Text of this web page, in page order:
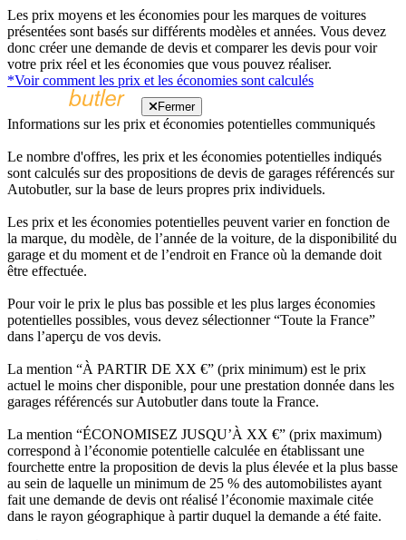
Les prix moyens et les économies pour les marques de voitures
présentées sont basés sur différents modèles et années. Vous devez
donc créer une demande de devis et comparer les devis pour voir
votre prix réel et les économies que vous pouvez réaliser.
*Voir comment les prix et les économies sont calculés
Fermer
Informations sur les prix et économies potentielles communiqués
Le nombre d'offres, les prix et les économies potentielles indiqués
sont calculés sur des propositions de devis de garages référencés sur
Autobutler, sur la base de leurs propres prix individuels.
Les prix et les économies potentielles peuvent varier en fonction de
la marque, du modèle, de l’année de la voiture, de la disponibilité du
garage et du moment et de l’endroit en France où la demande doit
être effectuée.
Pour voir le prix le plus bas possible et les plus larges économies
potentielles possibles, vous devez sélectionner “Toute la France”
dans l’aperçu de vos devis.
La mention “À PARTIR DE XX €” (prix minimum) est le prix
actuel le moins cher disponible, pour une prestation donnée dans les
garages référencés sur Autobutler dans toute la France.
La mention “ÉCONOMISEZ JUSQU’À XX €” (prix maximum)
correspond à l’économie potentielle calculée en établissant une
fourchette entre la proposition de devis la plus élevée et la plus basse
au sein de laquelle un minimum de 25 % des automobilistes ayant
fait une demande de devis ont réalisé l’économie maximale citée
dans le rayon géographique à partir duquel la demande a été faite.